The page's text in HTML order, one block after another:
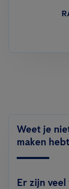
Weet je
maken
Er zijn